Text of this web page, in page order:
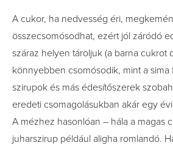
A cukor, ha nedvesség éri,
összecsomósodhat, ezért jól záródó
száraz helyen tároljuk (a barna cukrot
könnyebben csomósodik, mint a sima
szirupok és más édesítőszerek
eredeti csomagolásukban akár egy
A mézhez hasonlóan – hála a magas
juharszirup például aligha romlandó.